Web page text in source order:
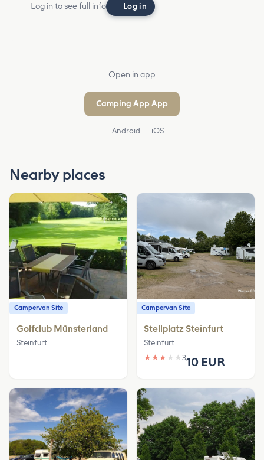
Log in to see full info Log in
Open in app
Camping App App
Android iOS
Nearby places
Campervan Site
Golfclub Münsterland
Steinfurt
Campervan Site
Stellplatz Steinfurt
Steinfurt
★ ★ ★ ★ ★ 310 EUR